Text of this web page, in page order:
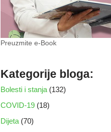
Preuzmite e-Book
Kategorije bloga:
Bolesti i stanja(132)
COVID-19 (18)
Dijeta(70)